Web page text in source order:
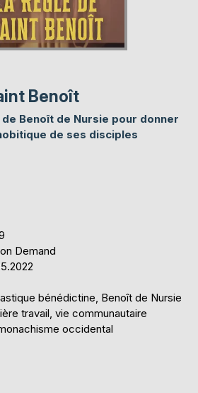
Benoît
Benoît de Nursie pour donner
de ses disciples
Demand
bénédictine, Benoît de Nursie
travail, vie communautaire
occidental